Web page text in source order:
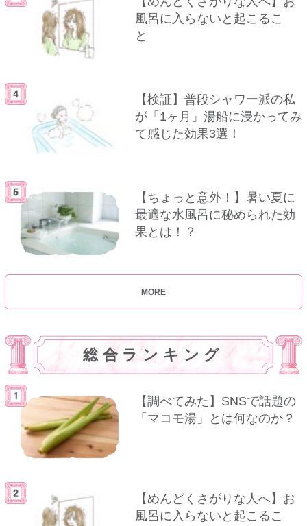
風呂に入らないと起こるこ
と
【検証】普段シャワー派の私
が「1ヶ月」湯船に浸かってみ
て感じた効果3選！
【ちょっと意外！】暑い夏に
最適な水風呂に秘められた効
果とは！？
MORE
総合ランキング
【調べてみた】SNSで話題の
「マコモ湯」とは何なのか？
【めんどくさがりな人へ】お
風呂に入らないと起こるこ